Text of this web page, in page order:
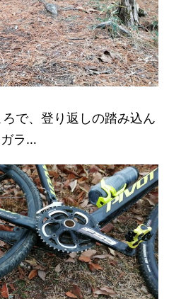
で、登り返しの踏み込ん
ラ…